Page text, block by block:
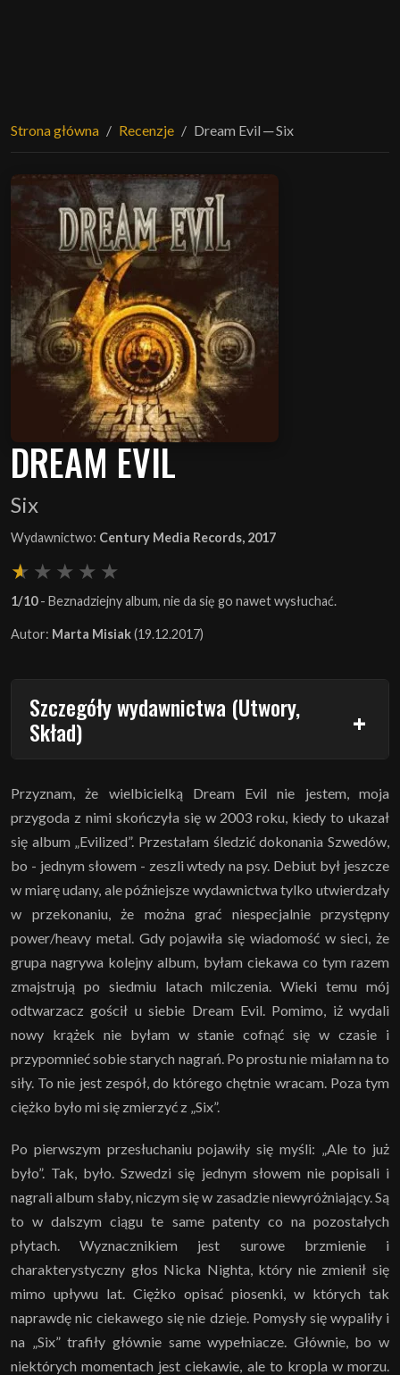
Strona główna Recenzje Dream Evil ─ Six
DREAM EVIL
Six
Wydawnictwo: Century Media Records, 2017
1/10- Beznadziejny album, nie da się go nawet wysłuchać.
Autor: Marta Misiak(19.12.2017)
Szczegóły wydawnictwa (Utwory,
Skład)
Przyznam, że wielbicielką Dream Evil nie jestem, moja
przygoda z nimi skończyła się w 2003 roku, kiedy to ukazał
się album „Evilized”. Przestałam śledzić dokonania Szwedów,
bo - jednym słowem - zeszli wtedy na psy. Debiut był jeszcze
w miarę udany, ale późniejsze wydawnictwa tylko utwierdzały
w przekonaniu, że można grać niespecjalnie przystępny
power/heavy metal. Gdy pojawiła się wiadomość w sieci, że
grupa nagrywa kolejny album, byłam ciekawa co tym razem
zmajstrują po siedmiu latach milczenia. Wieki temu mój
odtwarzacz gościł u siebie Dream Evil. Pomimo, iż wydali
nowy krążek nie byłam w stanie cofnąć się w czasie i
przypomnieć sobie starych nagrań. Po prostu nie miałam na to
siły. To nie jest zespół, do którego chętnie wracam. Poza tym
ciężko było mi się zmierzyć z „Six”.
Po pierwszym przesłuchaniu pojawiły się myśli: „Ale to już
było”. Tak, było. Szwedzi się jednym słowem nie popisali i
nagrali album słaby, niczym się w zasadzie niewyróżniający. Są
to w dalszym ciągu te same patenty co na pozostałych
płytach. Wyznacznikiem jest surowe brzmienie i
charakterystyczny głos Nicka Nighta, który nie zmienił się
mimo upływu lat. Ciężko opisać piosenki, w których tak
naprawdę nic ciekawego się nie dzieje. Pomysły się wypaliły i
na „Six” trafiły głównie same wypełniacze. Głównie, bo w
niektórych momentach jest ciekawie, ale to kropla w morzu.